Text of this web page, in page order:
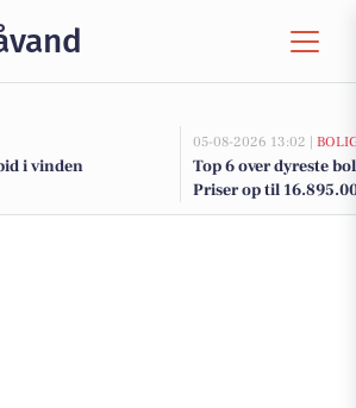
i vinden
05-08-2026 13:02 |
Top 6 over dyreste
Priser op til